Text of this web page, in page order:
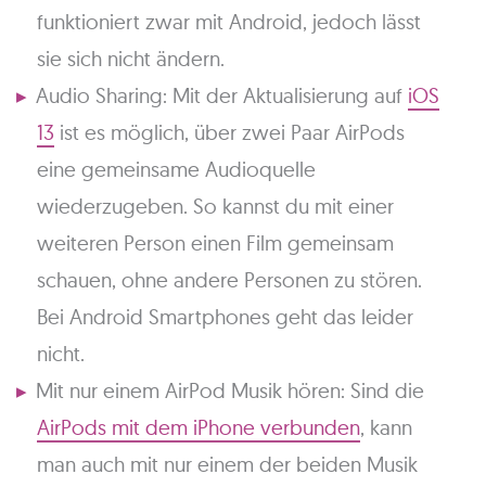
funktioniert zwar mit Android, jedoch lässt
sie sich nicht ändern.
Audio Sharing: Mit der Aktualisierung auf iOS
13 ist es möglich, über zwei Paar AirPods
eine gemeinsame Audioquelle
wiederzugeben. So kannst du mit einer
weiteren Person einen Film gemeinsam
schauen, ohne andere Personen zu stören.
Bei Android Smartphones geht das leider
nicht.
Mit nur einem AirPod Musik hören: Sind die
AirPods mit dem iPhone verbunden, kann
man auch mit nur einem der beiden Musik